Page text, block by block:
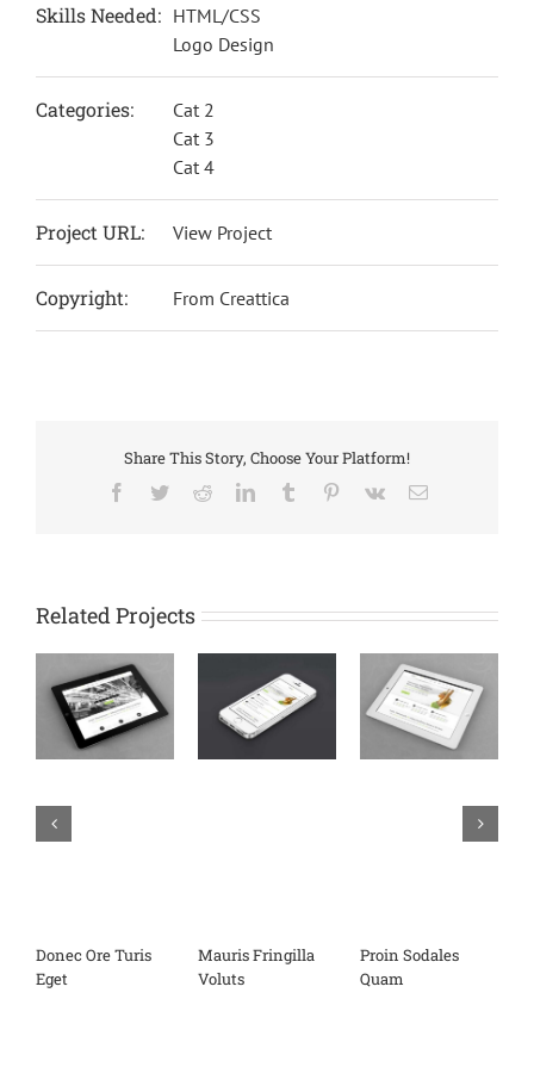
Skills Needed: HTML/CSS
Logo Design
Categories:
Cat 2
Cat 3
Cat 4
Project URL: View Project
Copyright: From Creattica
Share This Story, Choose Your Platform!
Related Projects
Donec Ore Turis
Eget
Mauris Fringilla
Voluts
Proin Sodales
Quam